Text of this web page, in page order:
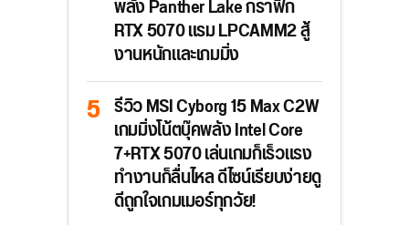
พลัง Panther Lake กราฟิก
RTX 5070 แรม LPCAMM2 สู้
งานหนักและเกมมิ่ง
รีวิว MSI Cyborg 15 Max C2W
เกมมิ่งโน้ตบุ๊คพลัง Intel Core
7+RTX 5070 เล่นเกมก็เร็วแรง
ทำงานก็ลื่นไหล ดีไซน์เรียบง่ายดู
ดีถูกใจเกมเมอร์ทุกวัย!